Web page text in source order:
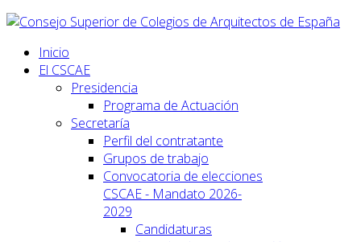
Inicio
El CSCAE
Presidencia
Programa de Actuación
Secretaría
Perfil del contratante
Grupos de trabajo
Convocatoria de elecciones
CSCAE - Mandato 2026-
2029
Candidaturas